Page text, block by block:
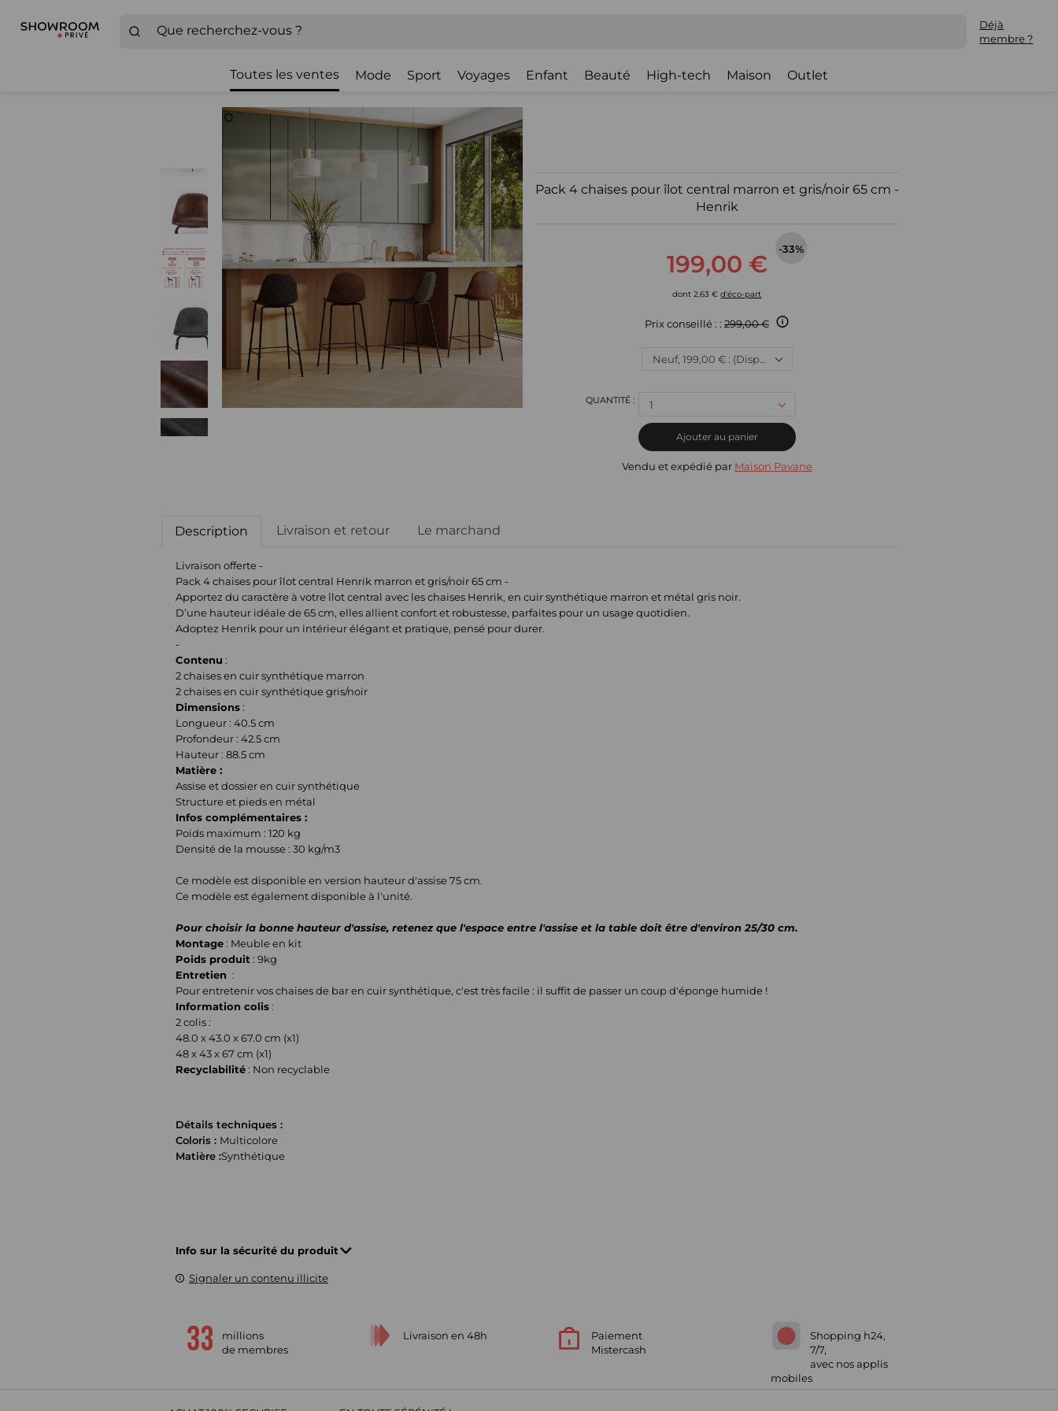
Déjà
membre ?
Toutes les ventes Mode Sport Voyages Enfant Beauté High-tech Maison Outlet
Pack 4 chaises pour îlot central marron et gris/noir 65 cm -
Henrik
199,00 €
-33%
dont 2,63 €d'éco-part
Prix conseillé : : 299,00 €
Neuf, 199,00 € : (Disponible)
1
Ajouter au panier
Vendu et expédié par Maison Pavane
Description Livraison et retour Le marchand
Livraison offerte -
Pack 4 chaises pour îlot central Henrik marron et gris/noir 65 cm -
Apportez du caractère à votre îlot central avec les chaises Henrik, en cuir synthétique marron et métal gris noir.
D’une hauteur idéale de 65 cm, elles allient confort et robustesse, parfaites pour un usage quotidien.
Adoptez Henrik pour un intérieur élégant et pratique, pensé pour durer.
-
Contenu :
2 chaises en cuir synthétique marron
2 chaises en cuir synthétique gris/noir
Dimensions:
Longueur : 40.5 cm
Profondeur : 42.5 cm
Hauteur : 88.5 cm
Matière :
Assise et dossier en cuir synthétique
Structure et pieds en métal
Infos complémentaires :
Poids maximum : 120 kg
Densité de la mousse : 30 kg/m3
Ce modèle est disponible en version hauteur d'assise 75 cm.
Ce modèle est également disponible à l'unité.
Pour choisir la bonne hauteur d'assise, retenez que l'espace entre l'assise et la table doit être d'environ 25/30 cm.
Montage: Meuble en kit
Poids produit: 9kg
Entretien :
Pour entretenir vos chaises de bar en cuir synthétique, c'est très facile : il suffit de passer un coup d'éponge humide !
Information colis:
2 colis :
48.0 x 43.0 x 67.0 cm (x1)
48 x 43 x 67 cm (x1)
Recyclabilité: Non recyclable
Détails techniques :
Coloris : Multicolore
Matière :Synthétique
Info sur la sécurité du produit
Signaler un contenu illicite
millions
de membres
Livraison en 48h
Paiement
Mistercash
Shopping h24,
7/7,
avec nos applis
mobiles